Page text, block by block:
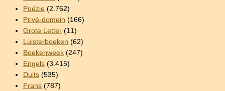
Poëzie (2.762)
Privé-domein (166)
Grote Letter (11)
Luisterboeken (62)
Boekenweek (247)
Engels (3.415)
Duits (535)
Frans (787)